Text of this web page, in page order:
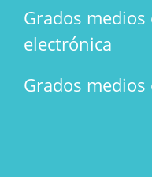
Grados
electrónica
Grados